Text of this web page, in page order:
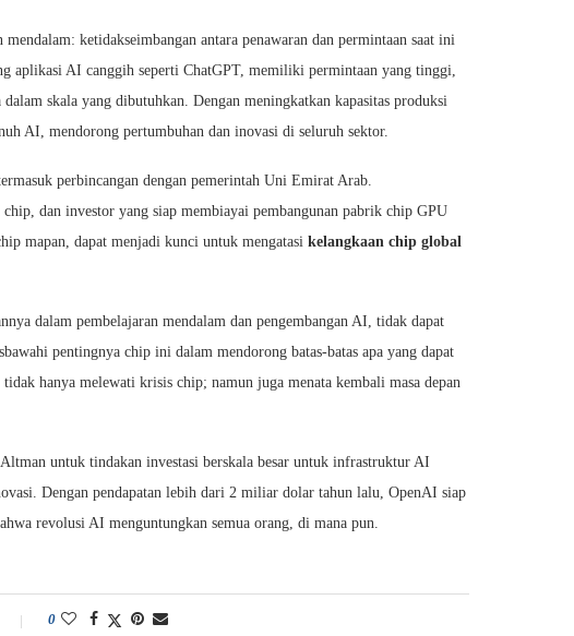
ketidakseimbangan antara penawaran dan permintaan saat ini
aplikasi AI canggih seperti ChatGPT, memiliki permintaan yang tinggi,
skala yang dibutuhkan. Dengan meningkatkan kapasitas produksi
AI, mendorong pertumbuhan dan inovasi di seluruh sektor.
perbincangan dengan pemerintah Uni Emirat Arab.
dan investor yang siap membiayai pembangunan pabrik chip GPU
mapan, dapat menjadi kunci untuk mengatasi kelangkaan chip global
dalam pembelajaran mendalam dan pengembangan AI, tidak dapat
pentingnya chip ini dalam mendorong batas-batas apa yang dapat
hanya melewati krisis chip; namun juga menata kembali masa depan
untuk tindakan investasi berskala besar untuk infrastruktur AI
Dengan pendapatan lebih dari 2 miliar dolar tahun lalu, OpenAI siap
revolusi AI menguntungkan semua orang, di mana pun.
0